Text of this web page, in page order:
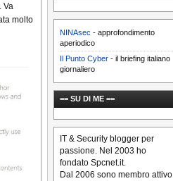
Va
molto
NINAsec - approfondimento
aperiodico
Il Punto Cyber - il briefing italiano
giornaliero
== SU DI ME ==
IT & Security blogger per
passione. Nel 2003 ho
fondato Spcnet.it.
Dal 2006 sono membro attivo